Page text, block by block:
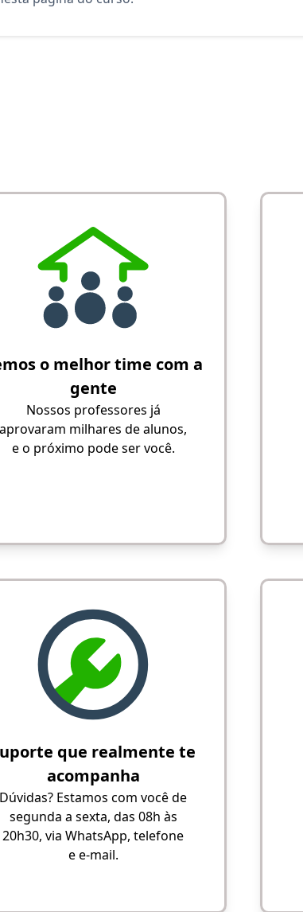
o melhor time com a
gente
Nossos professores já
aprovaram milhares de alunos,
e o próximo pode ser você.
que realmente te
acompanha
Dúvidas? Estamos com você de
segunda a sexta, das 08h às
20h30, via WhatsApp, telefone
e e-mail.